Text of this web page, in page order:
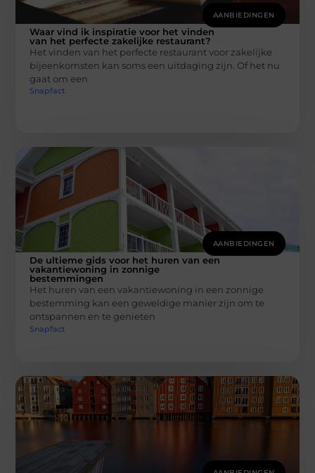
AANBIEDINGEN
Waar vind ik inspiratie voor het vinden
van het perfecte zakelijke restaurant?
Het vinden van het perfecte restaurant voor zakelijke
bijeenkomsten kan soms een uitdaging zijn. Of het nu
gaat om een
Snapfact
AANBIEDINGEN
De ultieme gids voor het huren van een
vakantiewoning in zonnige
bestemmingen
Het huren van een vakantiewoning in een zonnige
bestemming kan een geweldige manier zijn om te
ontspannen en te genieten
Snapfact